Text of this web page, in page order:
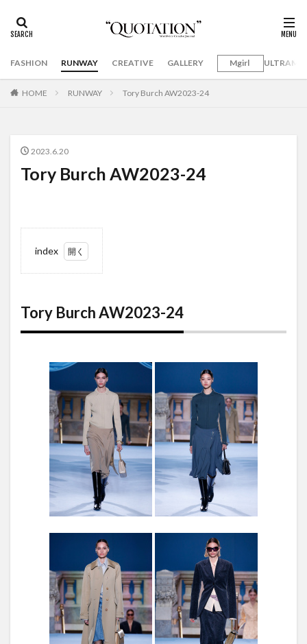
FASHION RUNWAY CREATIVE GALLERY Mgirl
HOME RUNWAY Tory Burch AW2023-24
2023.6.20
Tory Burch AW2023-24
index
1
Tory
24
Tory Burch AW2023-24